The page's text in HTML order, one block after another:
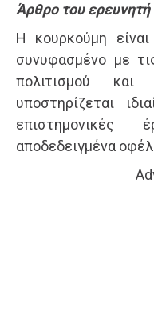
Άρθρο του
Η κουρκούμη
συνυφασμένο με
πολιτισμού
υποστηρίζεται
επιστημονικές
αποδεδειγμένα